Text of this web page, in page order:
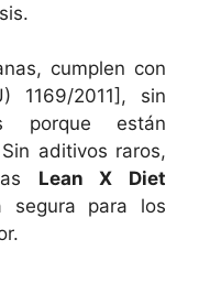
cumplen con
1169/2011], sin
porque están
aditivos raros,
Lean X Diet
segura para los